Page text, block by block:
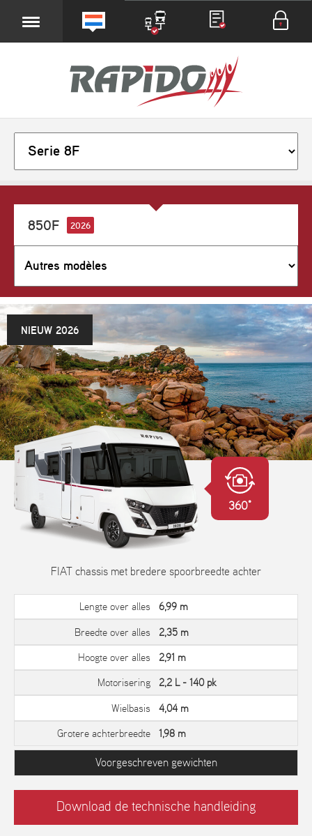
850F 2026
NIEUW 2026
360°
FIAT chassis met bredere spoorbreedte achter
Lengte over alles 6,99 m
Breedte over alles 2,35 m
Hoogte over alles 2,91 m
Motorisering 2,2 L - 140 pk
Wielbasis 4,04 m
Grotere achterbreedte 1,98 m
Voorgeschreven gewichten
Download de technische handleiding